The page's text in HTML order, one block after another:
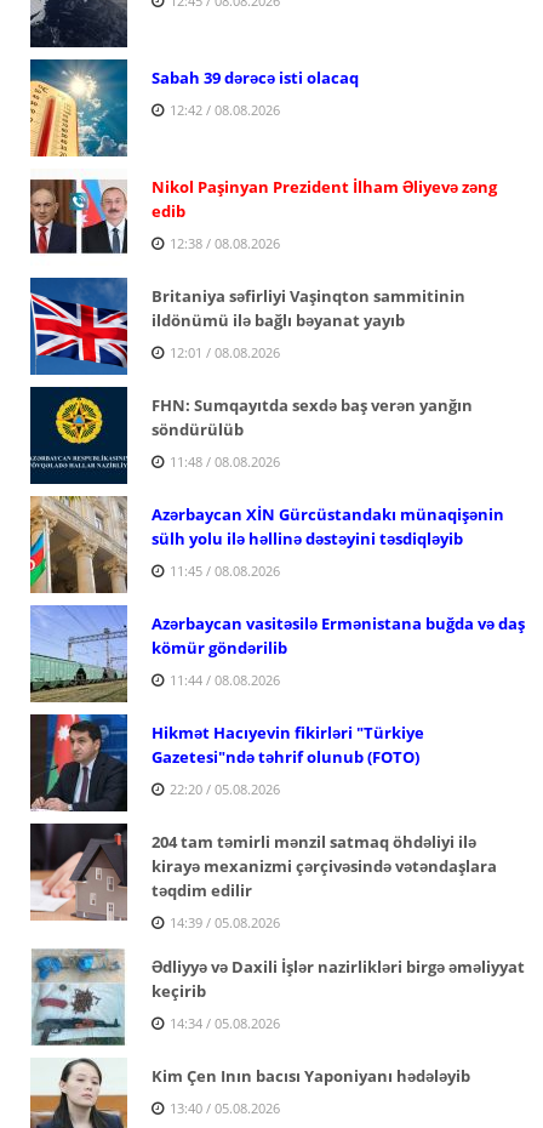
Sabah 39 dərəcə isti olacaq
12:42 / 08.08.2026
Nikol Paşinyan Prezident İlham Əliyevə zəng
edib
12:38 / 08.08.2026
Britaniya səfirliyi Vaşinqton sammitinin
ildönümü ilə bağlı bəyanat yayıb
12:01 / 08.08.2026
FHN: Sumqayıtda sexdə baş verən yanğın
söndürülüb
11:48 / 08.08.2026
Azərbaycan XİN Gürcüstandakı münaqişənin
sülh yolu ilə həllinə dəstəyini təsdiqləyib
11:45 / 08.08.2026
Azərbaycan vasitəsilə Ermənistana buğda və daş
kömür göndərilib
11:44 / 08.08.2026
Hikmət Hacıyevin fikirləri "Türkiye
Gazetesi"ndə təhrif olunub (FOTO)
22:20 / 05.08.2026
204 tam təmirli mənzil satmaq öhdəliyi ilə
kirayə mexanizmi çərçivəsində vətəndaşlara
təqdim edilir
14:39 / 05.08.2026
Ədliyyə və Daxili İşlər nazirlikləri birgə əməliyyat
keçirib
14:34 / 05.08.2026
Kim Çen Inın bacısı Yaponiyanı hədələyib
13:40 / 05.08.2026